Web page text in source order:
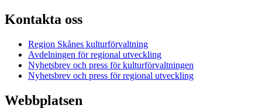
Kontakta oss
Region Skånes kulturförvaltning
Avdelningen för regional utveckling
Nyhetsbrev och press för kulturförvaltningen
Nyhetsbrev och press för regional utveckling
Webbplatsen